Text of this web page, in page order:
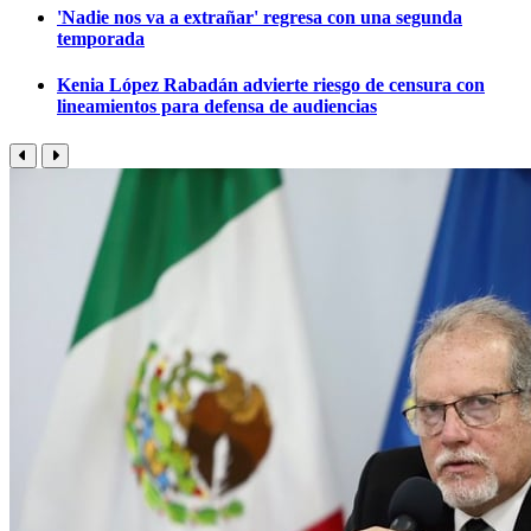
'Nadie nos va a extrañar' regresa con una segunda
temporada
Kenia López Rabadán advierte riesgo de censura con
lineamientos para defensa de audiencias